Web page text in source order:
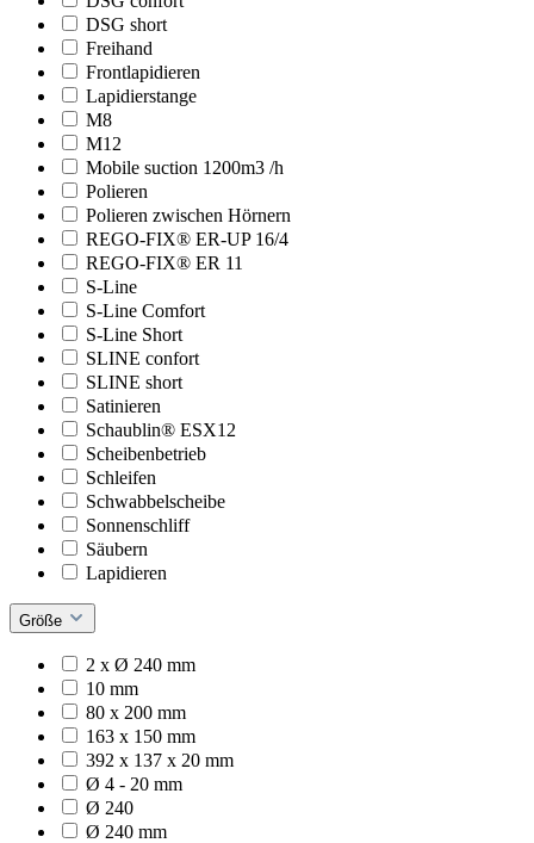
DSG short
Freihand
Frontlapidieren
Lapidierstange
M8
M12
Mobile suction 1200m3 /h
Polieren
Polieren zwischen Hörnern
REGO-FIX® ER-UP 16/4
REGO-FIX® ER 11
S-Line
S-Line Comfort
S-Line Short
SLINE confort
SLINE short
Satinieren
Schaublin® ESX12
Scheibenbetrieb
Schleifen
Schwabbelscheibe
Sonnenschliff
Säubern
Lapidieren
Größe
2 x Ø 240 mm
10 mm
80 x 200 mm
163 x 150 mm
392 x 137 x 20 mm
Ø 4 - 20 mm
Ø 240
Ø 240 mm